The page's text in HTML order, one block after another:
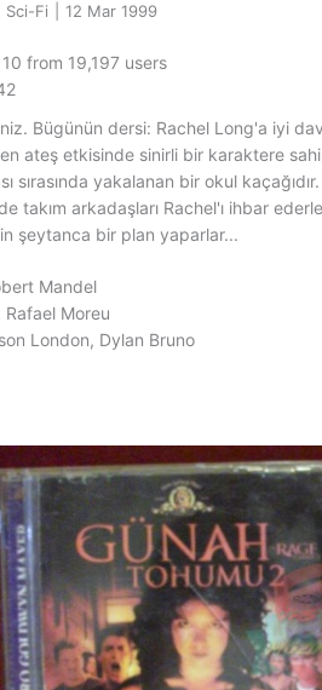
Sci-Fi 12 Mar 1999
from 19,197 users
Bügünün dersi: Rachel Long'a iyi
ateş etkisinde sinirli bir karaktere
sırasında yakalanan bir okul
takım arkadaşları Rachel'ı ihbar
şeytanca bir plan yaparlar...
Mandel
Moreu
London, Dylan Bruno